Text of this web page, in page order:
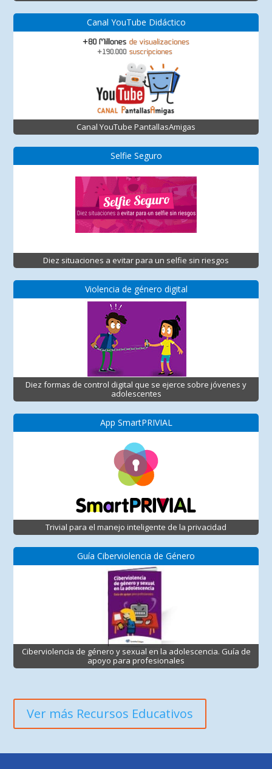
Canal YouTube Didáctico
Canal YouTube PantallasAmigas
Selfie Seguro
Diez situaciones a evitar para un selfie sin riesgos
Violencia de género digital
Diez formas de control digital que se ejerce sobre jóvenes y
adolescentes
App SmartPRIVIAL
Trivial para el manejo inteligente de la privacidad
Guía Ciberviolencia de Género
Ciberviolencia de género y sexual en la adolescencia. Guía de
apoyo para profesionales
Ver más Recursos Educativos